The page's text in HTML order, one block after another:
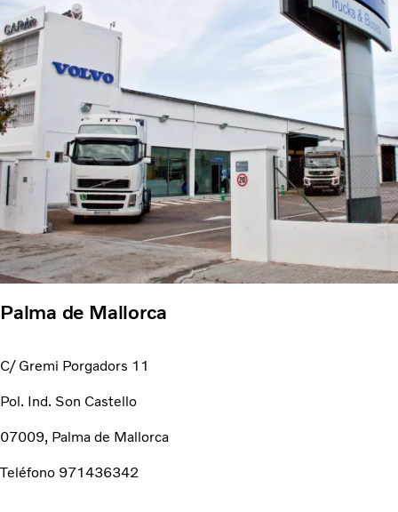
Palma de Mallorca
C/ Gremi Porgadors 11
Pol. Ind. Son Castello
07009, Palma de Mallorca
Teléfono 971436342